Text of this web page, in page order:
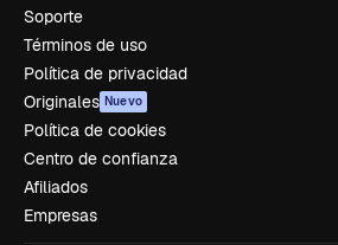
Soporte
Términos de uso
Política de privacidad
Originales Nuevo
Política de cookies
Centro de confianza
Afiliados
Empresas